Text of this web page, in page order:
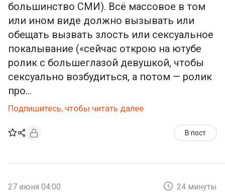
большинство СМИ). Всё массовое в том
или ином виде должно вызывать или
обещать вызвать злость или сексуальное
покалывание («сейчас открою на ютубе
ролик с большеглазой девушкой, чтобы
сексуально возбудиться, а потом — ролик
про...
Подпишитесь, чтобы читать далее
В пост
27 июня 04:00 24 минуты